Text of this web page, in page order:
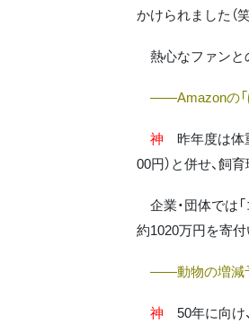
かけられました（笑
熱心なファンと
――Amazonの「
神 昨年度は体
00円）と併せ、飼
企業・団体では
約1020万円を寄付
――動物の増減
神 50年に向け